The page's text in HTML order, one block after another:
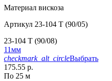
Материал вискоза
Артикул 23-104 T (90/05)
23-104 T (90/08)
11мм
checkmark_alt_circleВыбрать
175.55 р.
По 25 м